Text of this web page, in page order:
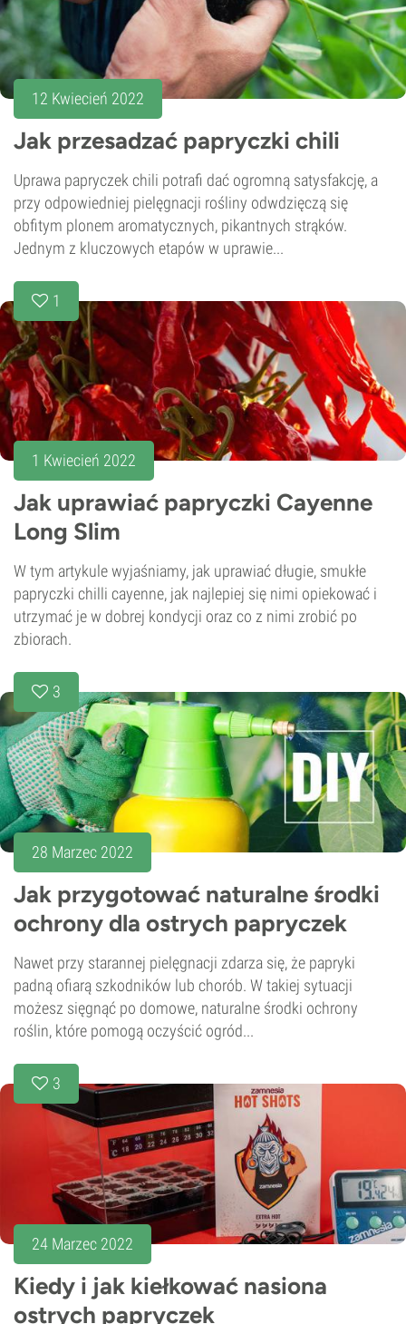
12 Kwiecień 2022
Jak przesadzać papryczki chili
Uprawa papryczek chili potrafi dać ogromną satysfakcję, a
przy odpowiedniej pielęgnacji rośliny odwdzięczą się
obfitym plonem aromatycznych, pikantnych strąków.
Jednym z kluczowych etapów w uprawie...
1
1 Kwiecień 2022
Jak uprawiać papryczki Cayenne
Long Slim
W tym artykule wyjaśniamy, jak uprawiać długie, smukłe
papryczki chilli cayenne, jak najlepiej się nimi opiekować i
utrzymać je w dobrej kondycji oraz co z nimi zrobić po
zbiorach.
3
28 Marzec 2022
Jak przygotować naturalne środki
ochrony dla ostrych papryczek
Nawet przy starannej pielęgnacji zdarza się, że papryki
padną ofiarą szkodników lub chorób. W takiej sytuacji
możesz sięgnąć po domowe, naturalne środki ochrony
roślin, które pomogą oczyścić ogród...
3
24 Marzec 2022
Kiedy i jak kiełkować nasiona
ostrych papryczek